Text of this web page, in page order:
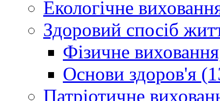
Екологічне
Здоровий спосіб
Фізичне
Основи здоров'я
Патріотичне